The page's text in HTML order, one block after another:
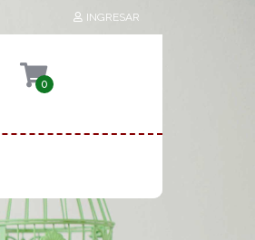
INGRESAR
0